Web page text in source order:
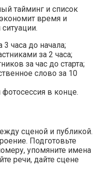
тайминг и список
время и
часа до начала;
за 2 часа;
за час до старта;
слово за 10
в конце.
сценой и публикой.
Подготовьте
упомяните имена
речи, дайте сцене